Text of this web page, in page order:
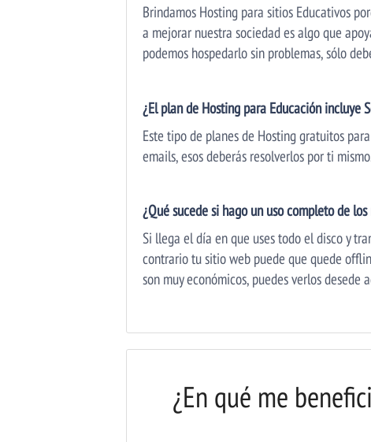
Brindamos Hosting para sitios Educativos
a mejorar nuestra sociedad es algo que
podemos hospedarlo sin problemas, sólo
¿El plan de Hosting para Educación incluye
Este tipo de planes de Hosting gratuitos
emails, esos deberás resolverlos por ti
¿Qué sucede si hago un uso completo de
Si llega el día en que uses todo el disco y
contrario tu sitio web puede que quede
son muy económicos, puedes verlos desede
¿En qué me